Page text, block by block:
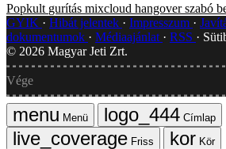
Popkult gurítás mixcloud hangover szabó
GYIK
Hibát jelentek Impresszum
dokumentumok
Médiaajánlat RSS
© 2026 Magyar Jeti Zrt.
Vége
Menü
Címlap
Friss
Kör